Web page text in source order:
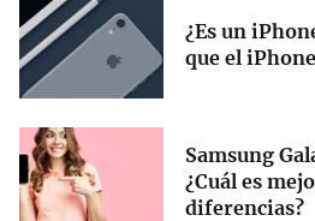
¿Es un
que el
Samsung
¿Cuál es
diferencias?